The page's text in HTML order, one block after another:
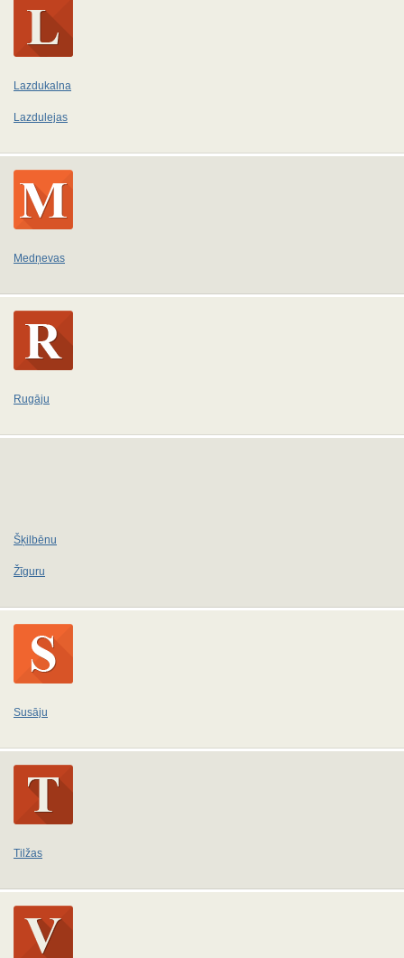
Lazdukalna
Lazdulejas
Medņevas
Rugāju
Šķilbēnu
Žīguru
Susāju
Tilžas